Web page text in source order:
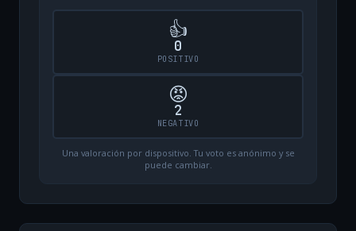
👍
0
POSITIVO
😡
2
NEGATIVO
Una valoración por dispositivo. Tu voto es anónimo y se
puede cambiar.